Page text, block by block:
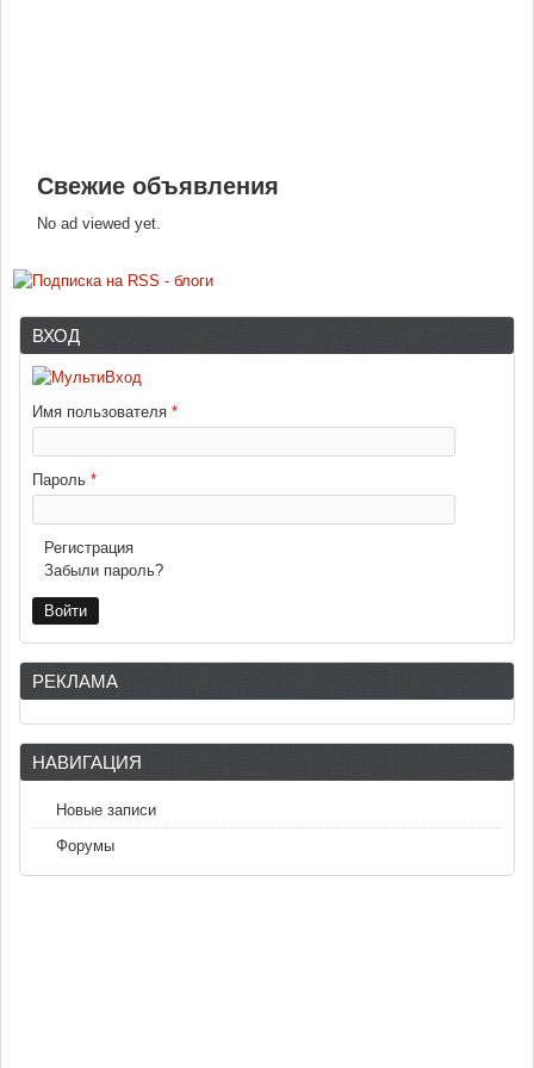
Свежие объявления
No ad viewed yet.
ВХОД
Имя пользователя *
Пароль *
Регистрация
Забыли пароль?
РЕКЛАМА
НАВИГАЦИЯ
Новые записи
Форумы